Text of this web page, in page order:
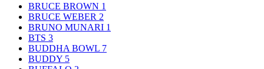
BRUCE BROWN 1
BRUCE WEBER 2
BRUNO MUNARI 1
BTS 3
BUDDHA BOWL 7
BUDDY 5